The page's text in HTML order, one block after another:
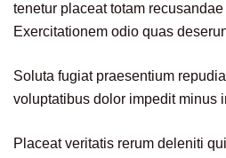
tenetur placeat totam
Exercitationem odio quas
Soluta fugiat praesentium
voluptatibus dolor impedit minus
Placeat veritatis rerum deleniti